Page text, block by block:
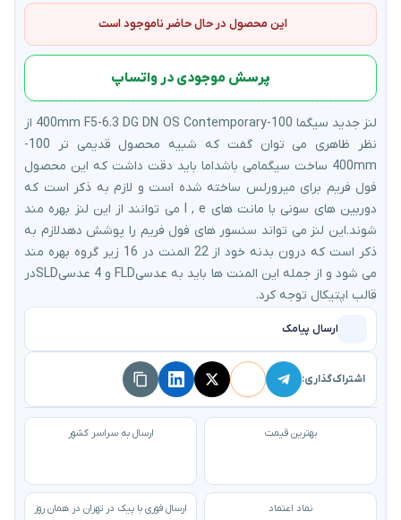
این محصول در حال حاضر ناموجود است
پرسش موجودی در واتساپ
لنز جدید سیگما 100-400mm F5-6.3 DG DN OS Contemporary از
نظر ظاهری می توان گفت که شبیه محصول قدیمی تر 100-
400mm ساخت سیگمامی باشداما باید دقت داشت که این محصول
فول فریم برای میرورلس ساخته شده است و لازم به ذکر است که
دوربین های سونی با مانت های l , e می توانند از این لنز بهره مند
شوند.این لنز می تواند سنسور های فول فریم را پوشش دهدلازم به
ذکر است که درون بدنه خود از 22 المنت در 16 زیر گروه بهره مند
می شود و از جمله این المنت ها باید به عدسیFLD و 4 عدسیSLDدر
قالب اپتیکال توجه کرد.
ارسال پیامک
اشتراک‌گذاری:
بهترین قیمت ارسال به سراسر کشور
نماد اعتماد ارسال فوری با پیک در تهران در همان روز